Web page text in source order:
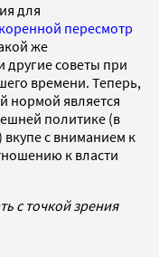
для
коренной пересмотр
же
другие советы при
времени. Теперь,
нормой является
политике (в
вкупе с вниманием к
к власти
с точкой зрения